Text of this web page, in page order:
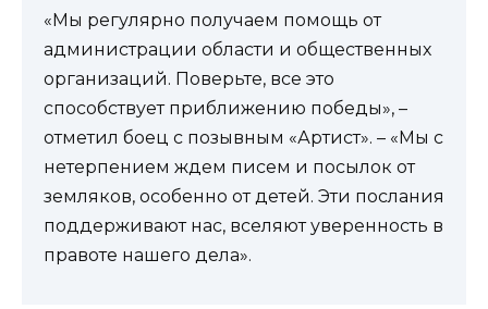
«Мы регулярно получаем помощь от
администрации области и общественных
организаций. Поверьте, все это
способствует приближению победы», –
отметил боец с позывным «Артист». – «Мы с
нетерпением ждем писем и посылок от
земляков, особенно от детей. Эти послания
поддерживают нас, вселяют уверенность в
правоте нашего дела».